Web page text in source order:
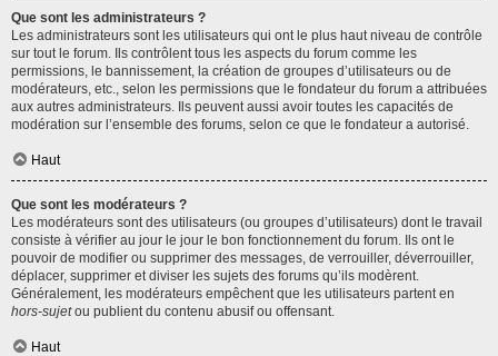
Que sont les administrateurs ?
Les administrateurs sont les utilisateurs qui ont le plus haut niveau de contrôle
sur tout le forum. Ils contrôlent tous les aspects du forum comme les
permissions, le bannissement, la création de groupes d’utilisateurs ou de
modérateurs, etc., selon les permissions que le fondateur du forum a attribuées
aux autres administrateurs. Ils peuvent aussi avoir toutes les capacités de
modération sur l’ensemble des forums, selon ce que le fondateur a autorisé.
Haut
Que sont les modérateurs ?
Les modérateurs sont des utilisateurs (ou groupes d’utilisateurs) dont le travail
consiste à vérifier au jour le jour le bon fonctionnement du forum. Ils ont le
pouvoir de modifier ou supprimer des messages, de verrouiller, déverrouiller,
déplacer, supprimer et diviser les sujets des forums qu’ils modèrent.
Généralement, les modérateurs empêchent que les utilisateurs partent en
hors-sujetou publient du contenu abusif ou offensant.
Haut